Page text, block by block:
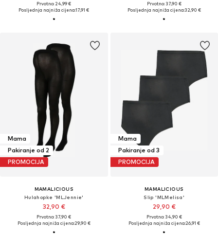
Prvotno: 24,99 €
Posljednja najniža cijena:17,91 €
Prvotno: 37,90 €
Posljednja najniža cijena:32,90 €
Mama
Pakiranje od 2
PROMOCIJA
MAMALICIOUS
Hulahopke 'MLJennie'
32,90 €
Prvotno: 37,90 €
Posljednja najniža cijena:29,90 €
Mama
Pakiranje od 3
PROMOCIJA
MAMALICIOUS
Slip 'MLMelisa'
29,90 €
Prvotno: 34,90 €
Posljednja najniža cijena:26,91 €